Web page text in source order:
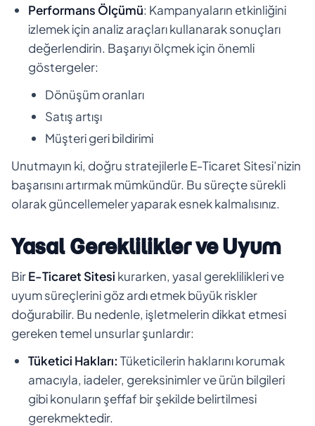
Performans Ölçümü: Kampanyaların etkinliğini
izlemek için analiz araçları kullanarak sonuçları
değerlendirin. Başarıyı ölçmek için önemli
göstergeler:
Dönüşüm oranları
Satış artışı
Müşteri geri bildirimi
Unutmayın ki, doğru stratejilerle E-Ticaret Sitesi’nizin
başarısını artırmak mümkündür. Bu süreçte sürekli
olarak güncellemeler yaparak esnek kalmalısınız.
Yasal Gereklilikler ve Uyum
BirE-Ticaret Sitesi kurarken, yasal gereklilikleri ve
uyum süreçlerini göz ardı etmek büyük riskler
doğurabilir. Bu nedenle, işletmelerin dikkat etmesi
gereken temel unsurlar şunlardır:
Tüketici Hakları: Tüketicilerin haklarını korumak
amacıyla, iadeler, gereksinimler ve ürün bilgileri
gibi konuların şeffaf bir şekilde belirtilmesi
gerekmektedir.